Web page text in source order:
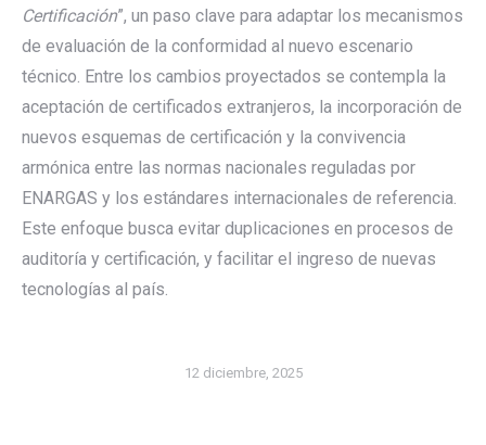
Certificación”, un paso clave para adaptar los mecanismos
de evaluación de la conformidad al nuevo escenario
técnico. Entre los cambios proyectados se contempla la
aceptación de certificados extranjeros, la incorporación de
nuevos esquemas de certificación y la convivencia
armónica entre las normas nacionales reguladas por
ENARGAS y los estándares internacionales de referencia.
Este enfoque busca evitar duplicaciones en procesos de
auditoría y certificación, y facilitar el ingreso de nuevas
tecnologías al país.
12 diciembre, 2025